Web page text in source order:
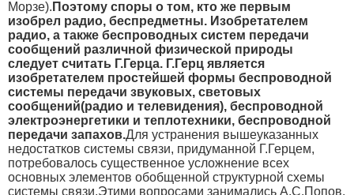
Морзе). Поэтому споры о том, кто же первым
изобрел радио, беспредметны. Изобретателем
радио, а также беспроводных систем передачи
сообщений различной физической природы
следует считать Г.Герца. Г.Герц является
изобретателем простейшей формы беспроводной
системы передачи звуковых, световых
сообщений(радио и телевидения), беспроводной
электроэнергетики и теплотехники, беспроводной
передачи запахов.Для устранения вышеуказанных
недостатков системы связи, придуманной Г.Герцем,
потребовалось существенное усложнение всех
основных элементов обобщенной структурной схемы
системы связи.Этими вопросами занимались А.С.Попов,